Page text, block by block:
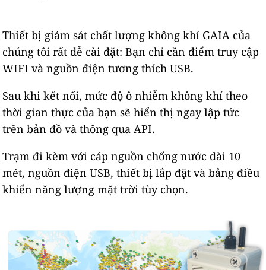
Thiết bị giám sát chất lượng không khí GAIA của
chúng tôi rất dễ cài đặt: Bạn chỉ cần điểm truy cập
WIFI và nguồn điện tương thích USB.
Sau khi kết nối, mức độ ô nhiễm không khí theo
thời gian thực của bạn sẽ hiển thị ngay lập tức
trên bản đồ và thông qua API.
Trạm đi kèm với cáp nguồn chống nước dài 10
mét, nguồn điện USB, thiết bị lắp đặt và bảng điều
khiển năng lượng mặt trời tùy chọn.